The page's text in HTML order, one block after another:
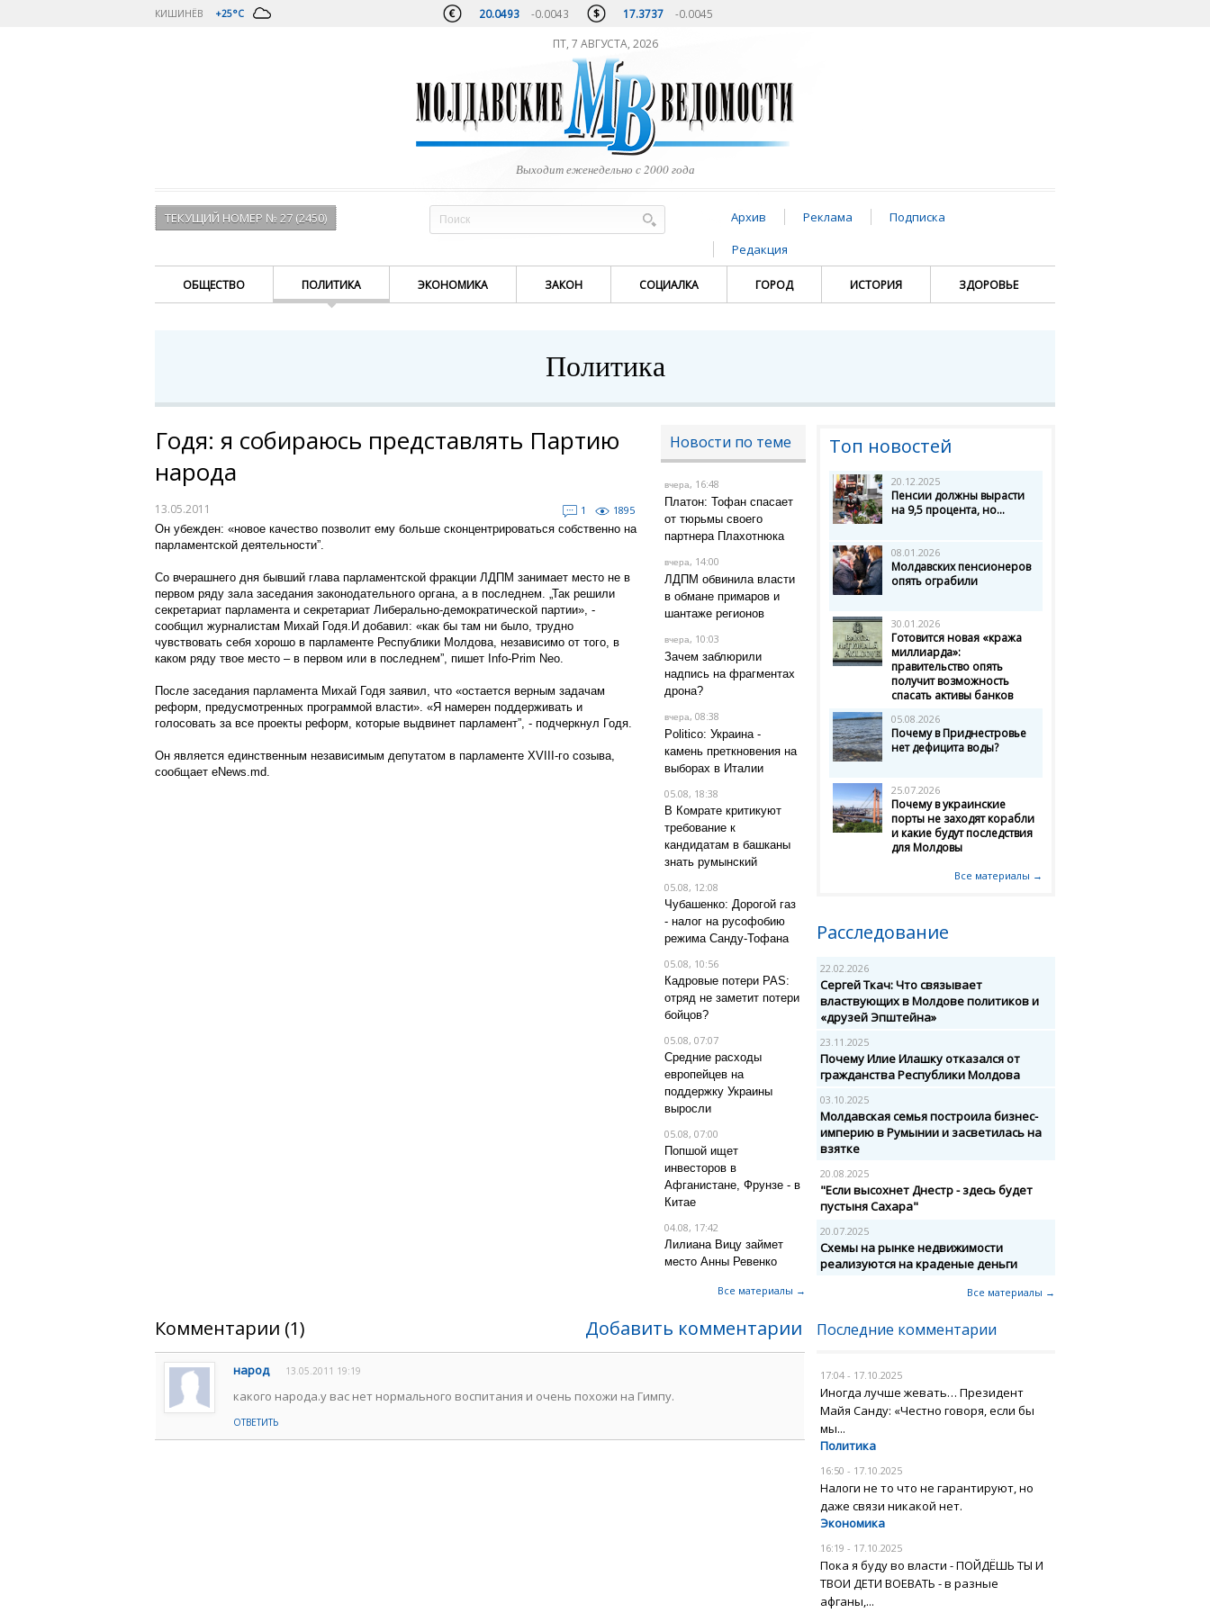
КИШИНЁВ +25°C 20.0493 -0.0043 17.3737 -0.0045
ПТ, 7 АВГУСТА, 2026
Выходит еженедельно с 2000 года
ТЕКУЩИЙ НОМЕР № 27 (2450) Архив Реклама
Подписка
Редакция
ОБЩЕСТВО ПОЛИТИКА ЭКОНОМИКА ЗАКОН СОЦИАЛКА ГОРОД ИСТОРИЯ ЗДОРОВЬЕ
Политика
Годя: я собираюсь представлять Партию
народа
13.05.2011 1
1895
Он убежден: «новое качество позволит ему больше сконцентрироваться собственно на
парламентской деятельности”.
Со вчерашнего дня бывший глава парламентской фракции ЛДПМ занимает место не в
первом ряду зала заседания законодательного органа, а в последнем. „Так решили
секретариат парламента и секретариат Либерально-демократической партии», -
сообщил журналистам Михай Годя.И добавил: «как бы там ни было, трудно
чувствовать себя хорошо в парламенте Республики Молдова, независимо от того, в
каком ряду твое место – в первом или в последнем”, пишет Info-Prim Neo.
После заседания парламента Михай Годя заявил, что «остается верным задачам
реформ, предусмотренных программой власти». «Я намерен поддерживать и
голосовать за все проекты реформ, которые выдвинет парламент”, - подчеркнул Годя.
Он является единственным независимым депутатом в парламенте XVIII-го созыва,
сообщает eNews.md.
Новости по теме
вчера, 16:48
Платон: Тофан спасает
от тюрьмы своего
партнера Плахотнюка
вчера, 14:00
ЛДПМ обвинила власти
в обмане примаров и
шантаже регионов
вчера, 10:03
Зачем заблюрили
надпись на фрагментах
дрона?
вчера, 08:38
Politico: Украина -
камень преткновения на
выборах в Италии
05.08, 18:38
В Комрате критикуют
требование к
кандидатам в башканы
знать румынский
05.08, 12:08
Чубашенко: Дорогой газ
- налог на русофобию
режима Санду-Тофана
05.08, 10:56
Кадровые потери PAS:
отряд не заметит потери
бойцов?
05.08, 07:07
Средние расходы
европейцев на
поддержку Украины
выросли
05.08, 07:00
Попшой ищет
инвесторов в
Афганистане, Фрунзе - в
Китае
04.08, 17:42
Лилиана Вицу займет
место Анны Ревенко
Все материалы →
Комментарии (1) Добавить комментарии
народ 13.05.2011 19:19
какого народа.у вас нет нормального воспитания и очень похожи на Гимпу.
ОТВЕТИТЬ
Топ новостей
20.12.2025
Пенсии должны вырасти
на 9,5 процента, но...
08.01.2026
Молдавских пенсионеров
опять ограбили
30.01.2026
Готовится новая «кража
миллиарда»:
правительство опять
получит возможность
спасать активы банков
05.08.2026
Почему в Приднестровье
нет дефицита воды?
25.07.2026
Почему в украинские
порты не заходят корабли
и какие будут последствия
для Молдовы
Все материалы →
Расследование
22.02.2026
Сергей Ткач: Что связывает
властвующих в Молдове политиков и
«друзей Эпштейна»
23.11.2025
Почему Илие Илашку отказался от
гражданства Республики Молдова
03.10.2025
Молдавская семья построила бизнес-
империю в Румынии и засветилась на
взятке
20.08.2025
"Если высохнет Днестр - здесь будет
пустыня Сахара"
20.07.2025
Схемы на рынке недвижимости
реализуются на краденые деньги
Все материалы →
Последние комментарии
17:04 - 17.10.2025
Иногда лучше жевать… Президент
Майя Санду: «Честно говоря, если бы
мы...
Политика
16:50 - 17.10.2025
Налоги не то что не гарантируют, но
даже связи никакой нет.
Экономика
16:19 - 17.10.2025
Пока я буду во власти - ПОЙДЁШЬ ТЫ И
ТВОИ ДЕТИ ВОЕВАТЬ - в разные
афганы,...